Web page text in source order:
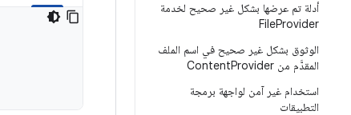
أدلة تم عرضها بشكل غير صحيح لخدمة
FileProvider
الوثوق بشكل غير صحيح في اسم الملف
المقدَّم من Content Provider
استخدام غير آمن لواجهة برمجة
التطبيقات